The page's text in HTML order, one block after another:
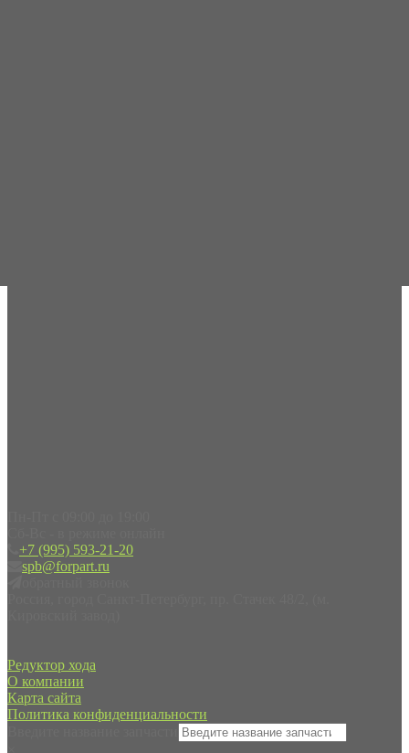
+7 (995) 593-21-20
spb@forpart.ru
Редуктор хода
О компании
Карта сайта
Политика конфиденциальности